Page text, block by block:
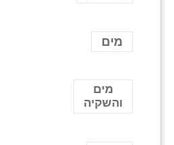
מים
מים
והשקיה